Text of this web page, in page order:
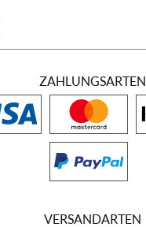
ZAHLUNGSARTEN
VERSANDARTEN